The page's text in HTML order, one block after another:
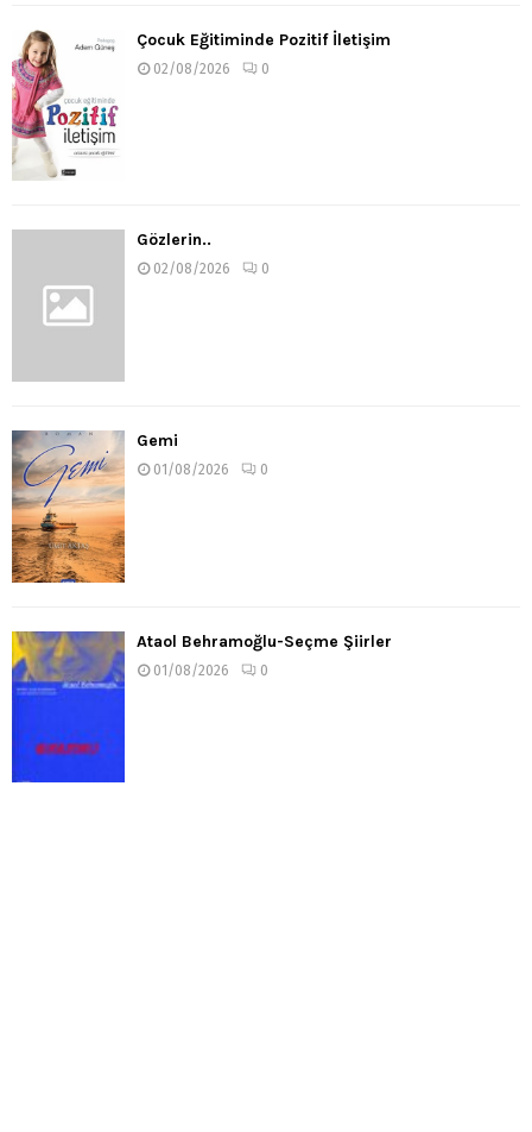
Çocuk Eğitiminde Pozitif İletişim
02/08/2026 0
Gözlerin..
02/08/2026 0
Gemi
01/08/2026 0
Ataol Behramoğlu-Seçme Şiirler
01/08/2026 0